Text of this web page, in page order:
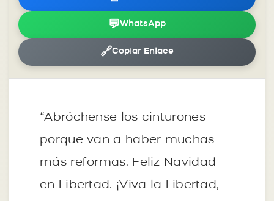
💬WhatsApp
🔗Copiar Enlace
“Abróchense los cinturones
porque van a haber muchas
más reformas. Feliz Navidad
en Libertad. ¡Viva la Libertad,